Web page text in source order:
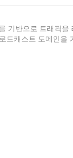
기반으로 트래픽
드캐스트 도메인을